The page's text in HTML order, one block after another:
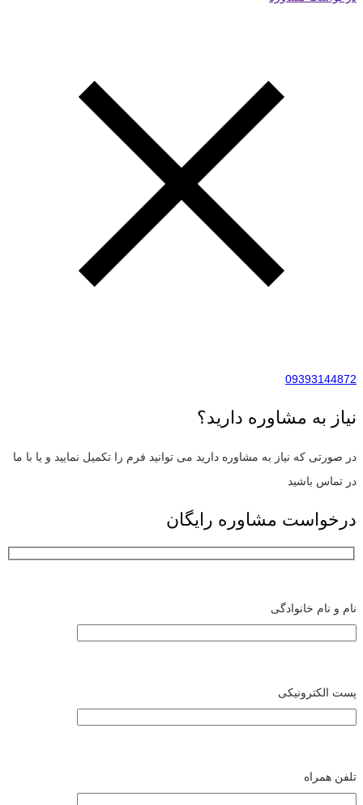
09393144872
نیاز به مشاوره دارید؟
در صورتی که نیاز به مشاوره دارید می توانید فرم را تکمیل نمایید و یا با ما
در تماس باشید
درخواست مشاوره رایگان
نام و نام خانوادگی
پست الکترونیکی
تلفن همراه